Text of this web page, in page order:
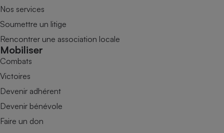
Nos services
Soumettre un litige
Rencontrer une association locale
Mobiliser
Combats
Victoires
Devenir adhérent
Devenir bénévole
Faire un don